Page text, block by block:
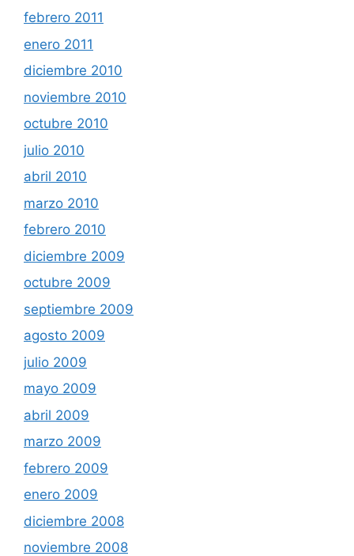
febrero 2011
enero 2011
diciembre 2010
noviembre 2010
octubre 2010
julio 2010
abril 2010
marzo 2010
febrero 2010
diciembre 2009
octubre 2009
septiembre 2009
agosto 2009
julio 2009
mayo 2009
abril 2009
marzo 2009
febrero 2009
enero 2009
diciembre 2008
noviembre 2008